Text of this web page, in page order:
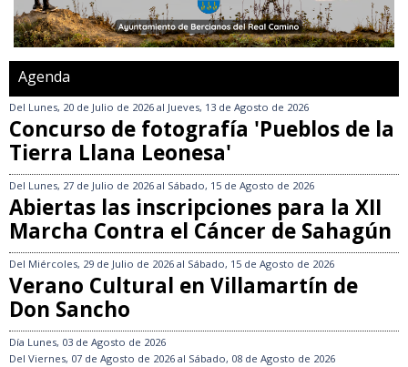
Agenda
Del Lunes, 20 de Julio de 2026 al Jueves, 13 de Agosto de 2026
Concurso de fotografía 'Pueblos de la
Tierra Llana Leonesa'
Del Lunes, 27 de Julio de 2026 al Sábado, 15 de Agosto de 2026
Abiertas las inscripciones para la XII
Marcha Contra el Cáncer de Sahagún
Del Miércoles, 29 de Julio de 2026 al Sábado, 15 de Agosto de 2026
Verano Cultural en Villamartín de
Don Sancho
Día Lunes, 03 de Agosto de 2026
Del Viernes, 07 de Agosto de 2026 al Sábado, 08 de Agosto de 2026